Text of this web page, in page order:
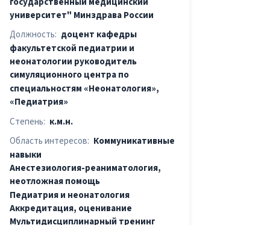
университет" Минздрава России
Должность: доцент кафедры
факультетской педиатрии и
неонатологии руководитель
симуляционного центра по
специальностям «Неонатология»,
«Педиатрия»
Степень: к.м.н.
Область интересов: Коммуникативные
навыки
Анестезиология-реаниматология,
неотложная помощь
Педиатрия и неонатология
Аккредитация, оценивание
Мультидиcциплинарный тренинг